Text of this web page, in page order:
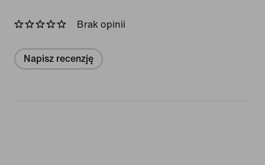
Brak opinii
Napisz recenzję